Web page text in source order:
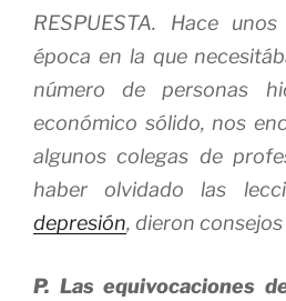
RESPUESTA. Hace
época en la que
número de personas
económico sólido, nos
algunos colegas de
haber olvidado las
depresión, dieron
P. Las equivocaciones